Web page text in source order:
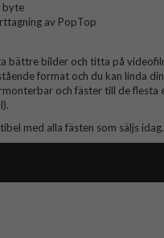
byte
av PopTop
bättre bilder och titta på
format och du kan linda
och fäster till de flesta
med alla fästen som säljs idag.